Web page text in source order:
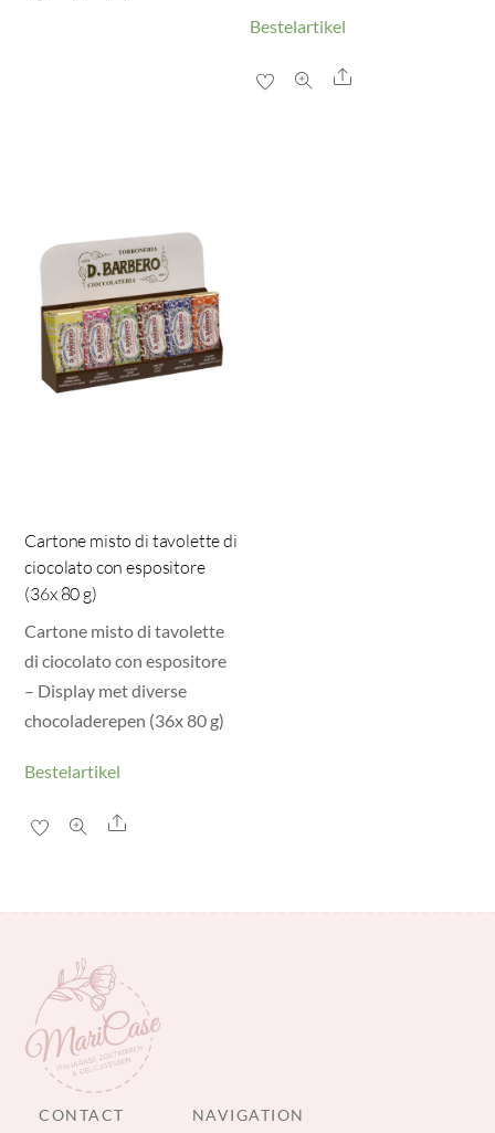
Bestelartikel
Share
Cartone misto di tavolette di
ciocolato con espositore
(36x 80 g)
Cartone misto di tavolette
di ciocolato con espositore
– Display met diverse
chocoladerepen (36x 80 g)
Bestelartikel
Share
CONTACT NAVIGATION